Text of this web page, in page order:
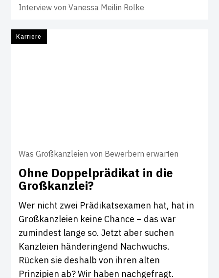
Interview von Vanessa Meilin Rolke
Karriere
Was Großkanzleien von Bewerbern erwarten
Ohne Dop­pel­prä­d­ikat in die
Groß­kanzlei?
Wer nicht zwei Prädikatsexamen hat, hat in
Großkanzleien keine Chance – das war
zumindest lange so. Jetzt aber suchen
Kanzleien händeringend Nachwuchs.
Rücken sie deshalb von ihren alten
Prinzipien ab? Wir haben nachgefragt.